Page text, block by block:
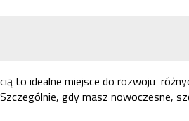
to idealne miejsce do rozwoju
gdy masz nowoczesne,